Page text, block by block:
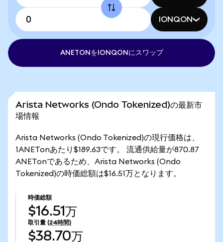
IONQON
ANETONをIONQONにスワップ
Arista Networks (Ondo Tokenized)の最新市
場情報
Arista Networks (Ondo Tokenized)の現行価格は、
1ANETonあたり$189.63です。 流通供給量が870.87
ANETonであるため、Arista Networks (Ondo
Tokenized)の時価総額は$16.51万となります。
時価総額
$16.51万
取引量 (24時間)
$38.70万